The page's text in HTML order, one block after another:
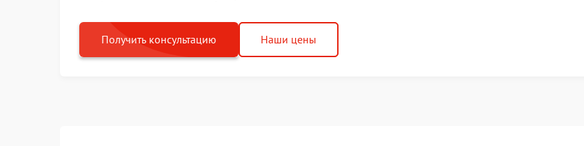
Получить консультацию Наши цены